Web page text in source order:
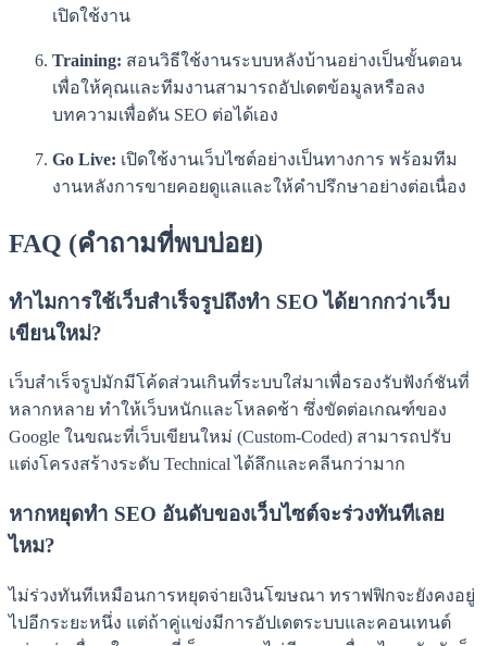
เปิดใช้งาน
Training: สอนวิธีใช้งานระบบหลังบ้านอย่างเป็นขั้นตอน
เพื่อให้คุณและทีมงานสามารถอัปเดตข้อมูลหรือลง
บทความเพื่อดัน SEO ต่อได้เอง
Go Live: เปิดใช้งานเว็บไซต์อย่างเป็นทางการ พร้อมทีม
งานหลังการขายคอยดูแลและให้คำปรึกษาอย่างต่อเนื่อง
FAQ (คำถามที่พบบ่อย)
ทำไมการใช้เว็บสำเร็จรูปถึงทำ SEO ได้ยากกว่าเว็บ
เขียนใหม่?
เว็บสำเร็จรูปมักมีโค้ดส่วนเกินที่ระบบใส่มาเพื่อรองรับฟังก์ชันที่
หลากหลาย ทำให้เว็บหนักและโหลดช้า ซึ่งขัดต่อเกณฑ์ของ
Google ในขณะที่เว็บเขียนใหม่ (Custom-Coded) สามารถปรับ
แต่งโครงสร้างระดับ Technical ได้ลึกและคลีนกว่ามาก
หากหยุดทำ SEO อันดับของเว็บไซต์จะร่วงทันทีเลย
ไหม?
ไม่ร่วงทันทีเหมือนการหยุดจ่ายเงินโฆษณา ทราฟฟิกจะยังคงอยู่
ไปอีกระยะหนึ่ง แต่ถ้าคู่แข่งมีการอัปเดตระบบและคอนเทนต์